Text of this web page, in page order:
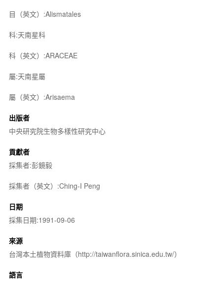
目（英文）:Alismatales
科:天南星科
科（英文）:ARACEAE
屬:天南星屬
屬（英文）:Arisaema
出版者
中央研究院生物多樣性研究中心
貢獻者
採集者:彭鏡毅
採集者（英文）:Ching-I Peng
日期
採集日期:1991-09-06
來源
台灣本土植物資料庫（http://taiwanflora.sinica.edu.tw/）
語言